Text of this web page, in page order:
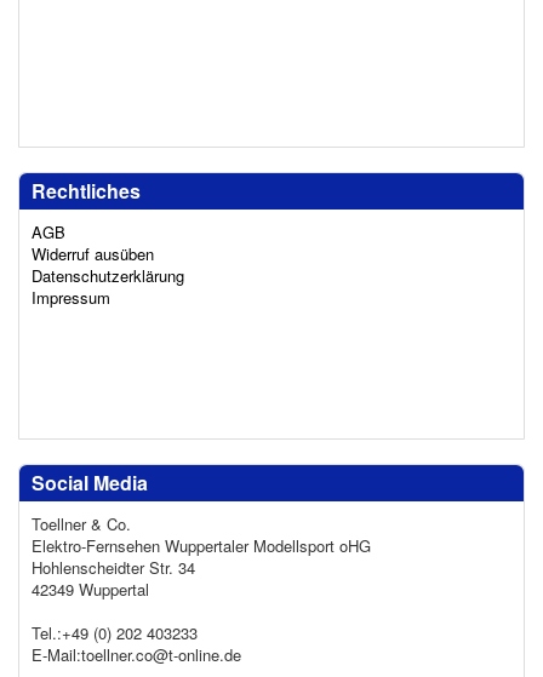
Rechtliches
AGB
Widerruf ausüben
Datenschutzerklärung
Impressum
Social Media
Toellner & Co.
Elektro-Fernsehen Wuppertaler Modellsport oHG
Hohlenscheidter Str. 34
42349 Wuppertal
Tel.:+49 (0) 202 403233
E-Mail:toellner.co@t-online.de